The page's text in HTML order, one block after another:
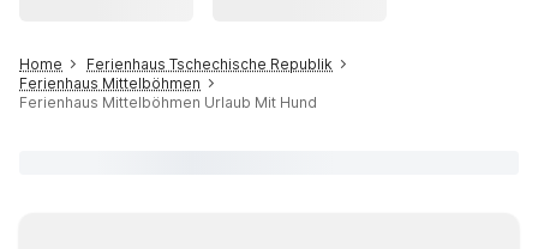
Home
Ferienhaus Tschechische Republik
Ferienhaus Mittelböhmen
Ferienhaus Mittelböhmen Urlaub Mit Hund